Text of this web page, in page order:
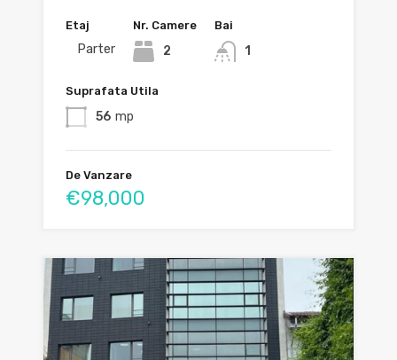
Etaj
Parter
Nr. Camere
2
Bai
1
Suprafata Utila
56 mp
De Vanzare
€98,000